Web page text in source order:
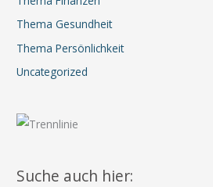
Thema Gesundheit
Thema Persönlichkeit
Uncategorized
Suche auch hier: